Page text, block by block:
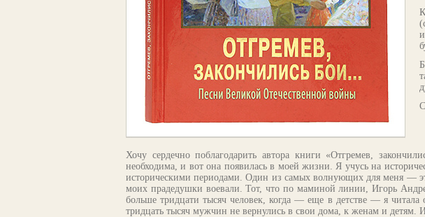
Хочу сердечно поблагодарить автора книги «Отгремев,
необходима, и вот она появилась в моей жизни. Я учусь на
историческими периодами. Один из самых волнующих для меня —
моих прадедушки воевали. Тот, что по маминой линии, Игорь
больше тридцати тысяч человек, когда — еще в детстве — я
тридцать тысяч мужчин не вернулись в свои дома, к женам и детям.